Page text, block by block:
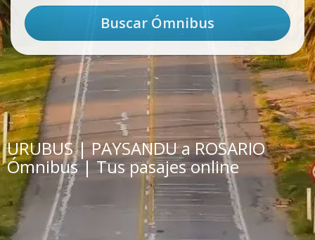
URUBUS | PAYSANDU a ROSARIO
Ómnibus | Tus pasajes online